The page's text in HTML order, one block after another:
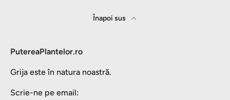
Înapoi sus
PutereaPlantelor.ro
Grija este în natura noastră.
Scrie-ne pe email: